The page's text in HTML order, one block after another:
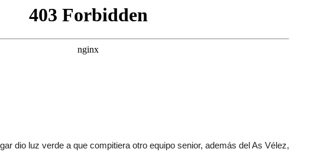
dio luz verde a que compitiera otro equipo senior, además del As Vélez,